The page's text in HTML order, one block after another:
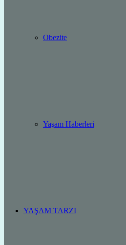
Obezite
Yaşam Haberleri
YAŞAM TARZI